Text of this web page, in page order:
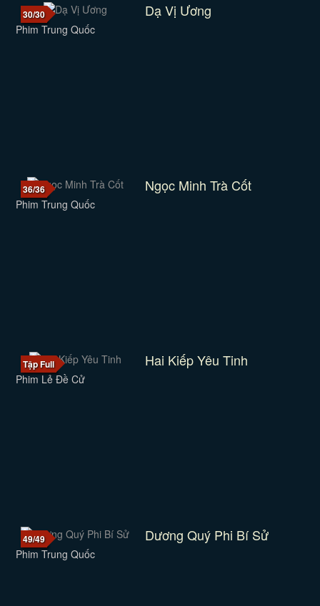
30/30 Dạ Vị Ương
Phim Trung Quốc
36/36 Ngọc Minh Trà Cốt
Phim Trung Quốc
Tập Full Hai Kiếp Yêu Tinh
Phim Lẻ Đề Cử
49/49 Dương Quý Phi Bí Sử
Phim Trung Quốc